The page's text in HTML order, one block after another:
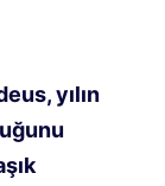
yılın